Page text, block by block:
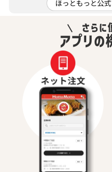
さらに
アプリ